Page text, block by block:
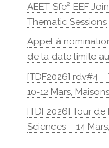
AEET-Sfe²-EEF
Thematic Sessions
Appel à
de la date limite
[TDF2026] rdv#4
10-12 Mars,
[TDF2026] Tour de
Sciences – 14